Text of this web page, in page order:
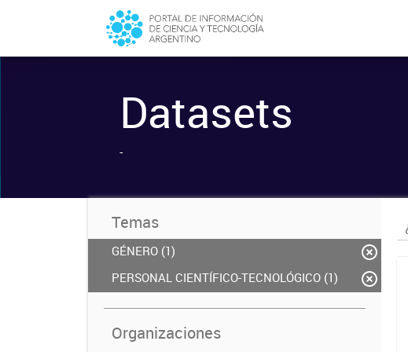
Datasets
-
Temas
GÉNERO (1)
PERSONAL CIENTÍFICO-TECNOLÓGICO (1)
Organizaciones